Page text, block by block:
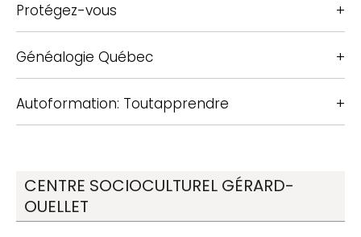
Protégez-vous
Généalogie Québec
Autoformation: Toutapprendre
CENTRE SOCIOCULTUREL GÉRARD-
OUELLET